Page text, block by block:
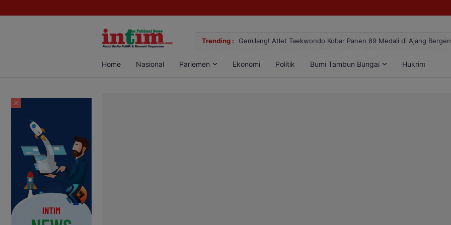
Trending :
Sabu di Pangkalan Bun, Dua Pelaku Diamankan Gemilang! Atlet Taekwondo Kobar Panen 89 Medali di Ajang
Home Nasional Parlemen Ekonomi Politik Bumi Tambun Bungai Hukrim